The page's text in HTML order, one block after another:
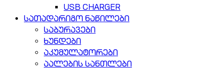
USB CHARGER
სათადარიგო ნაწილები
საბურავები
ხუნდები
აკუმულატორები
აალების სანთლები